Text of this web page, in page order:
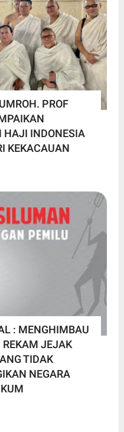
PROF
HAJI INDONESIA
KEKACAUAN
: MENGHIMBAU
REKAM JEJAK
TIDAK
NEGARA